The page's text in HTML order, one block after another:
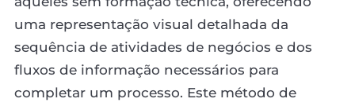
uma representação visual detalhada da
sequência de atividades de negócios e dos
fluxos de informação necessários para
completar um processo. Este método de